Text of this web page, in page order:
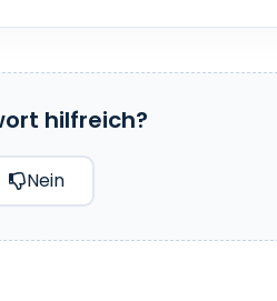
hilfreich?
Nein